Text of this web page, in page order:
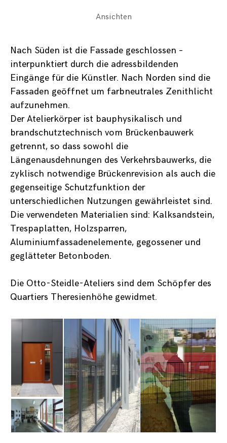
Ansichten
Nach Süden ist die Fassade geschlossen –
interpunktiert durch die adressbildenden
Eingänge für die Künstler. Nach Norden sind die
Fassaden geöffnet um farbneutrales Zenithlicht
aufzunehmen.
Der Atelierkörper ist bauphysikalisch und
brandschutztechnisch vom Brückenbauwerk
getrennt, so dass sowohl die
Längenausdehnungen des Verkehrsbauwerks, die
zyklisch notwendige Brückenrevision als auch die
gegenseitige Schutzfunktion der
unterschiedlichen Nutzungen gewährleistet sind.
Die verwendeten Materialien sind: Kalksandstein,
Trespaplatten, Holzsparren,
Aluminiumfassadenelemente, gegossener und
geglätteter Betonboden.
Die Otto-Steidle-Ateliers sind dem Schöpfer des
Quartiers Theresienhöhe gewidmet.